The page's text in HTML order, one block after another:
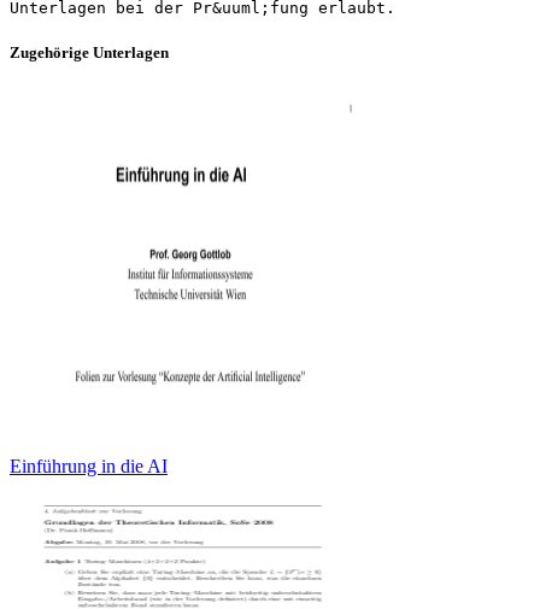
Zugehörige Unterlagen
Einführung in die AI